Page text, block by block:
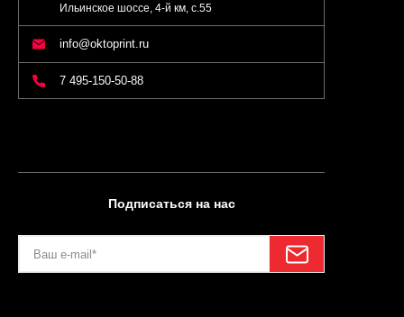
Ильинское шоссе, 4-й км, с.55
info@oktoprint.ru
7 495-150-50-88
Подписаться на нас